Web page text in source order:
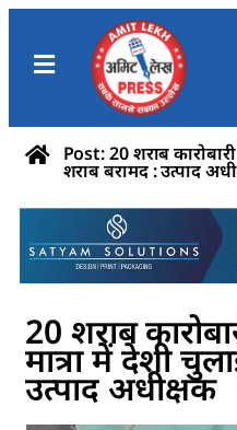
Post: 20 शराब
शराब बरामद : उत्पाद
20 शराब
मात्रा में देशी
उत्पाद अधीक्षक